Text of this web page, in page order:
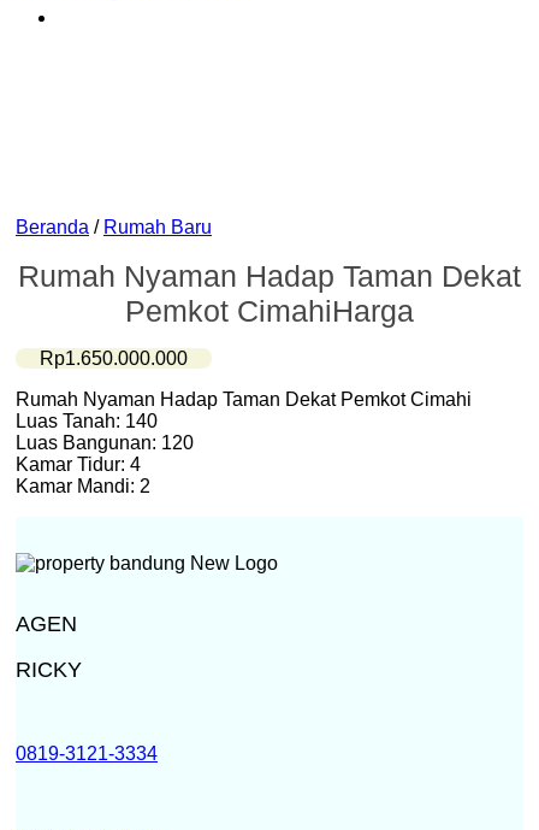
Beranda / Rumah Baru
Rumah Nyaman Hadap Taman Dekat
Pemkot CimahiHarga
Rp1.650.000.000
Rumah Nyaman Hadap Taman Dekat Pemkot Cimahi
Luas Tanah: 140
Luas Bangunan: 120
Kamar Tidur: 4
Kamar Mandi: 2
AGEN
RICKY
0819-3121-3334